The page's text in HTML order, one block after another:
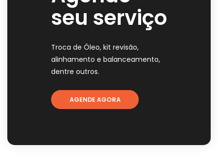
seu serviço
Troca de Óleo, kit revisão,
alinhamento e balanceamento,
dentre outros.
AGENDE AGORA